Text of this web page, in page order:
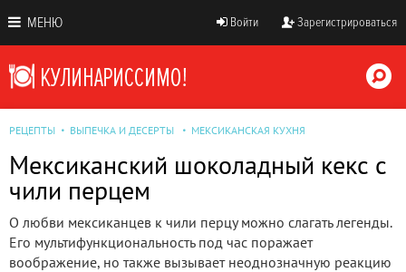
МЕНЮ Войти Зарегистрироваться
РЕЦЕПТЫ ВЫПЕЧКА И ДЕСЕРТЫ МЕКСИКАНСКАЯ КУХНЯ
Мексиканский шоколадный кекс с
чили перцем
О любви мексиканцев к чили перцу можно слагать легенды.
Его мультифункциональность под час поражает
воображение, но также вызывает неоднозначную реакцию